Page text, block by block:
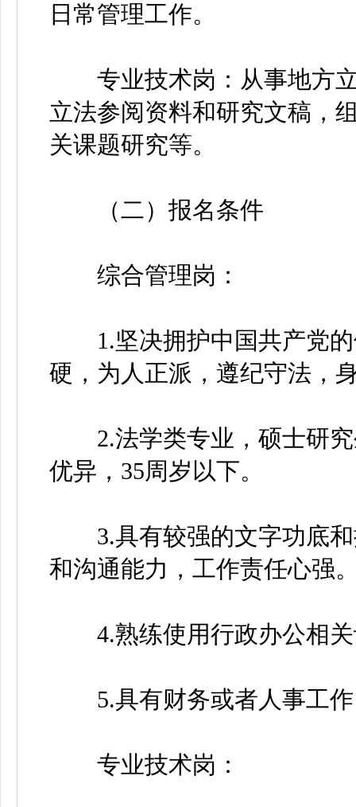
日常管理工作。
专业技术岗：从事地方立
立法参阅资料和研究文稿，
关课题研究等。
（二）报名条件
综合管理岗：
1.坚决拥护中国共产党的
硬，为人正派，遵纪守法，
2.法学类专业，硕士研究
优异，35周岁以下。
3.具有较强的文字功底和
和沟通能力，工作责任心强
4.熟练使用行政办公相关
5.具有财务或者人事工作
专业技术岗：